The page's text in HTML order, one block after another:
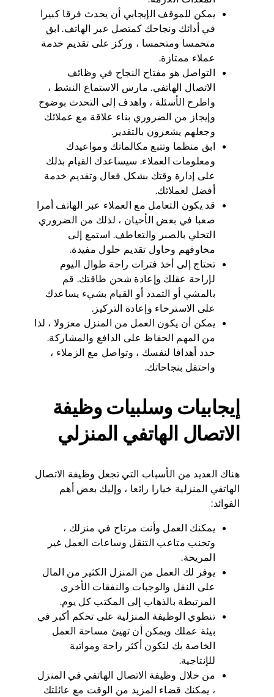
يمكن للموقف الإيجابي أن يحدث فرقا كبيرا
في أدائك ونجاحك كمتصل عبر الهاتف. ابق
متحمسا ومتحمسا ، وركز على تقديم خدمة
عملاء ممتازة.
التواصل هو مفتاح النجاح في وظائف
الاتصال الهاتفي. مارس الاستماع النشط ،
واطرح الأسئلة ، واهدف إلى التحدث بوضوح
وإيجاز من الضروري بناء علاقة مع عملائك
وجعلهم يشعرون بالتقدير.
ابق منظما وتتبع مكالماتك ومواعيدك
ومعلومات العملاء. سيساعدك القيام بذلك
على إدارة وقتك بشكل فعال وتقديم خدمة
أفضل لعملائك.
قد يكون التعامل مع العملاء عبر الهاتف أمرا
صعبا في بعض الأحيان ، لذلك من الضروري
التحلي بالصبر والتعاطف. استمع إلى
مخاوفهم وحاول تقديم حلول مفيدة.
تحتاج إلى أخذ فترات راحة طوال اليوم
لإراحة عقلك وإعادة شحن طاقتك. قم
بالمشي أو التمدد أو القيام بشيء يساعدك
على الاسترخاء وإعادة التركيز.
يمكن أن يكون العمل من المنزل معزولا ، لذا
من المهم الحفاظ على الدافع والمشاركة.
حدد أهدافا لنفسك ، وتواصل مع الزملاء ،
واحتفل بنجاحاتك.
إيجابيات وسلبيات وظيفة
الاتصال الهاتفي المنزلي
هناك العديد من الأسباب التي تجعل وظيفة الاتصال
الهاتفي المنزلية خيارا رائعا ، وإليك بعض أهم
الفوائد:
يمكنك العمل وأنت مرتاح في منزلك ،
وتجنب متاعب التنقل وساعات العمل غير
المريحة.
يوفر لك العمل من المنزل الكثير من المال
على النقل والوجبات والنفقات الأخرى
المرتبطة بالذهاب إلى المكتب كل يوم.
تنطوي الوظيفة المنزلية على تحكم أكبر في
بيئة عملك ويمكن أن تهيئ مساحة العمل
الخاصة بك لتكون أكثر راحة ومواتية
للإنتاجية.
من خلال وظيفة الاتصال الهاتفي في المنزل
، يمكنك قضاء المزيد من الوقت مع عائلتك